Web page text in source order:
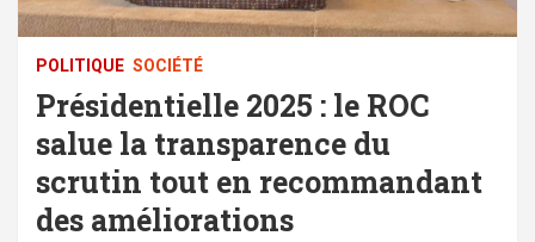
POLITIQUE SOCIÉTÉ
Présidentielle 2025 : le ROC
salue la transparence du
scrutin tout en recommandant
des améliorations